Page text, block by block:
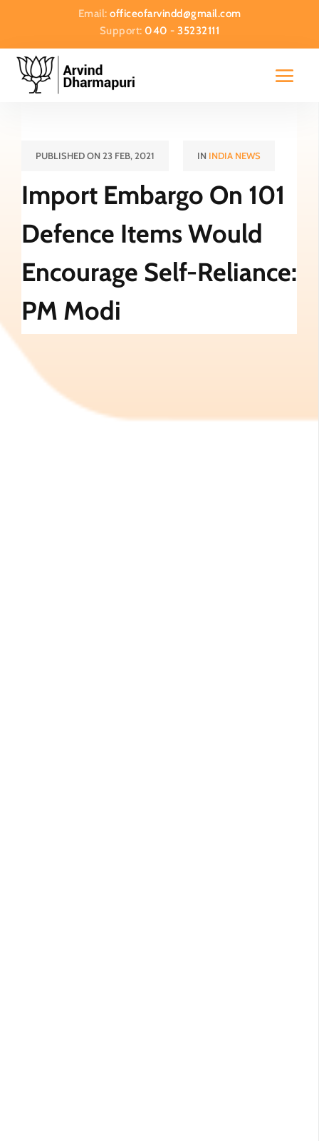
Email: officeofarvindd@gmail.com
Support:040 - 35232111
PUBLISHED ON 23 FEB, 2021 IN INDIA NEWS
Import Embargo On 101
Defence Items Would
Encourage Self-Reliance:
PM Modi